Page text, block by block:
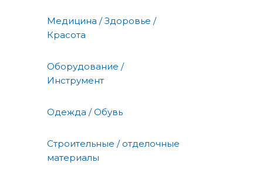
Медицина / Здоровье /
Красота
Оборудование /
Инструмент
Одежда / Обувь
Строительные / отделочные
материалы